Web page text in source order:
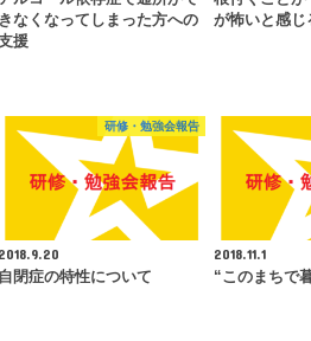
きなくなってしまった方への
援
が怖いと感じ
研修・勉強会報告
2018.9.20
自閉症の特性について
2018.11.1
“このまちで